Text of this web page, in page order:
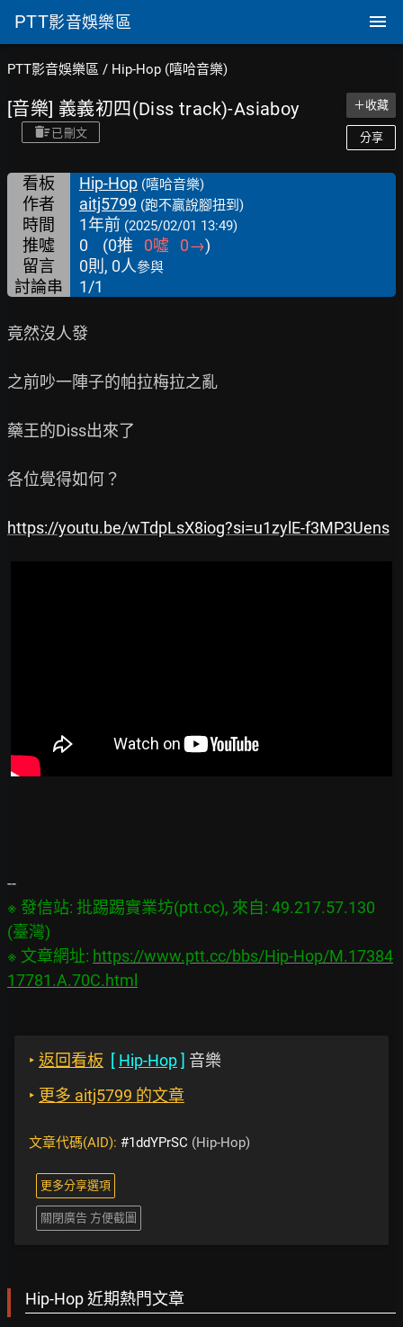
PTT影音娛樂區
PTT影音娛樂區 / Hip-Hop (嘻哈音樂)
[音樂] 義義初四(Diss track)-Asiaboy
已刪文
＋收藏
分享
看板 Hip-Hop (嘻哈音樂)
作者 aitj5799 (跑不贏說腳扭到)
時間 1年前 (2025/02/01 13:49)
推噓 0 (0推 0噓 0→)
留言
0則, 0人參與
討論串 1/1
竟然沒人發
之前吵一陣子的帕拉梅拉之亂
藥王的Diss出來了
各位覺得如何？
https://youtu.be/wTdpLsX8iog?si=u1zylE-f3MP3Uens
※ 發信站: 批踢踢實業坊(ptt.cc), 來自: 49.217.57.130
(臺灣)
※ 文章網址: https://www.ptt.cc/bbs/Hip-Hop/M.17384
17781.A.70C.html
‣ 返回看板 [ Hip-Hop] 音樂
‣ 更多 aitj5799 的文章
文章代碼(AID): #1ddYPrSC (Hip-Hop)
更多分享選項
關閉廣告 方便截圖
Hip-Hop 近期熱門文章